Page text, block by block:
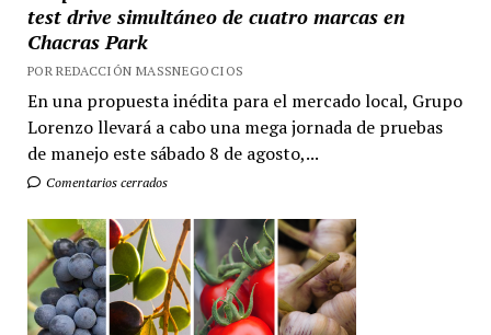
test drive simultáneo de cuatro marcas en
Chacras Park
POR REDACCIÓN MASSNEGOCIOS
En una propuesta inédita para el mercado local, Grupo
Lorenzo llevará a cabo una mega jornada de pruebas
de manejo este sábado 8 de agosto,...
Comentarios cerrados